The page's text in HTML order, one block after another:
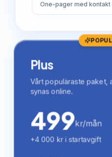
One-pager med kontakt
Plus
Vårt populäraste paket,
synas online.
499kr/mån
+4 000 kr i startavgift